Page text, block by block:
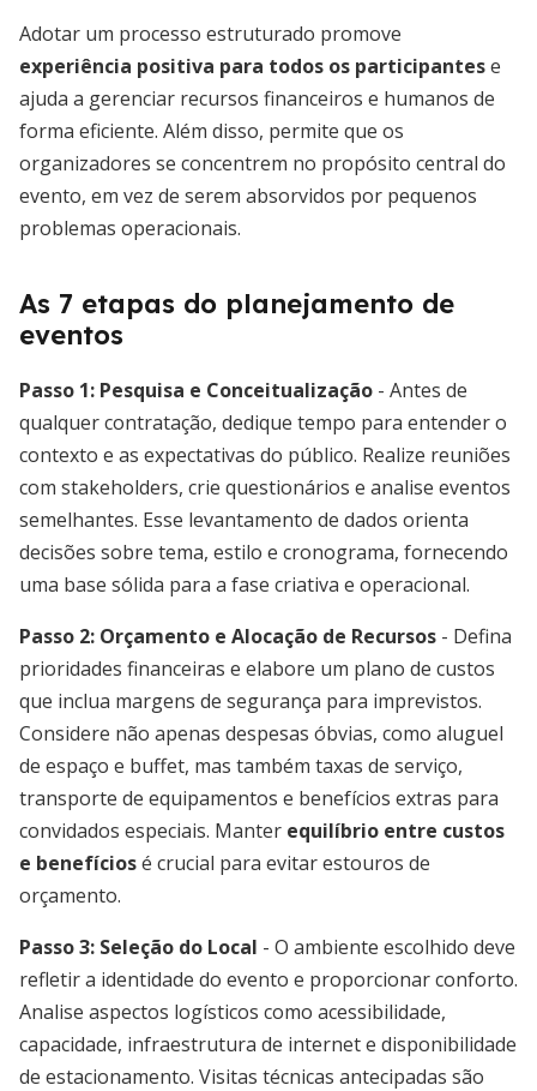
Adotar um processo estruturado promove
experiência positiva para todos os participantese
ajuda a gerenciar recursos financeiros e humanos de
forma eficiente. Além disso, permite que os
organizadores se concentrem no propósito central do
evento, em vez de serem absorvidos por pequenos
problemas operacionais.
As 7 etapas do planejamento de
eventos
Passo 1: Pesquisa e Conceitualização - Antes de
qualquer contratação, dedique tempo para entender o
contexto e as expectativas do público. Realize reuniões
com stakeholders, crie questionários e analise eventos
semelhantes. Esse levantamento de dados orienta
decisões sobre tema, estilo e cronograma, fornecendo
uma base sólida para a fase criativa e operacional.
Passo 2: Orçamento e Alocação de Recursos - Defina
prioridades financeiras e elabore um plano de custos
que inclua margens de segurança para imprevistos.
Considere não apenas despesas óbvias, como aluguel
de espaço e buffet, mas também taxas de serviço,
transporte de equipamentos e benefícios extras para
convidados especiais. Manter equilíbrio entre custos
e benefíciosé crucial para evitar estouros de
orçamento.
Passo 3: Seleção do Local - O ambiente escolhido deve
refletir a identidade do evento e proporcionar conforto.
Analise aspectos logísticos como acessibilidade,
capacidade, infraestrutura de internet e disponibilidade
de estacionamento. Visitas técnicas antecipadas são